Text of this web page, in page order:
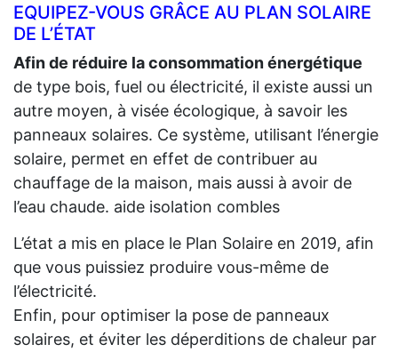
EQUIPEZ-VOUS GRÂCE AU PLAN SOLAIRE
DE L’ÉTAT
Afin de réduire la consommation énergétique
de type bois, fuel ou électricité, il existe aussi un
autre moyen, à visée écologique, à savoir les
panneaux solaires. Ce système, utilisant l’énergie
solaire, permet en effet de contribuer au
chauffage de la maison, mais aussi à avoir de
l’eau chaude. aide isolation combles
L’état a mis en place le Plan Solaire en 2019, afin
que vous puissiez produire vous-même de
l’électricité.
Enfin, pour optimiser la pose de panneaux
solaires, et éviter les déperditions de chaleur par